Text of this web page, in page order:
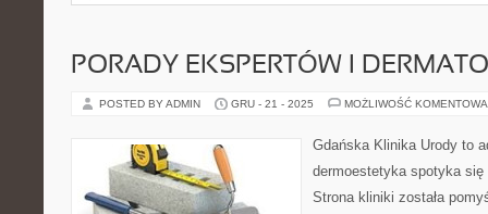
PORADY EKSPERTÓW I
POSTED BY ADMIN GRU - 21 - 2025 MOŻLIWOŚĆ
Gdańska Klinika Urody to
dermoestetyka spotyka
Strona kliniki została